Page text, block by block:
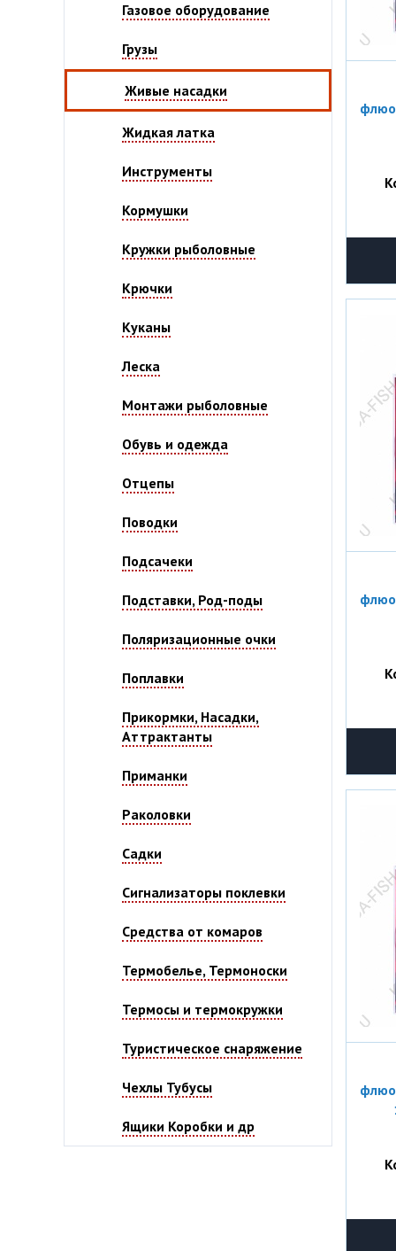
Газовое оборудование
Грузы
Живые насадки
Жидкая латка
Инструменты
Кормушки
Кружки рыболовные
Крючки
Куканы
Леска
Монтажи рыболовные
Обувь и одежда
Отцепы
Поводки
Подсачеки
Подставки, Род-поды
Поляризационные очки
Поплавки
Прикормки, Насадки,
Аттрактанты
Приманки
Раколовки
Садки
Сигнализаторы поклевки
Средства от комаров
Термобелье, Термоноски
Термосы и термокружки
Туристическое снаряжение
Чехлы Тубусы
Ящики Коробки и др